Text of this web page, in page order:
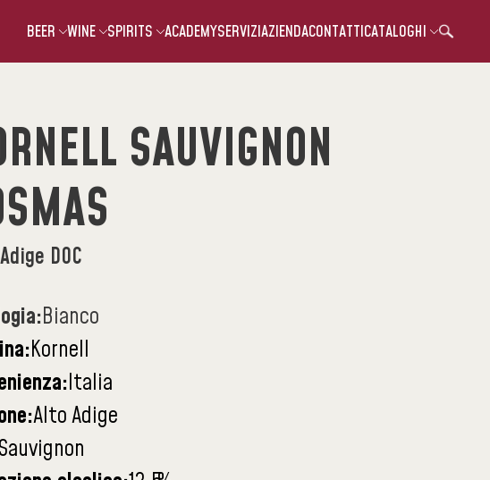
BEER WINE SPIRITS ACADEMYSERVIZIAZIENDACONTATTICATALOGHI
SAUVIGNON
DOC
Bianco
Kornell
Italia
Alto Adige
Sauvignon